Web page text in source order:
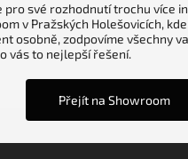
pro své rozhodnutí trochu více
v Pražských Holešovicích,
osobně, zodpovíme všechny
vás to nejlepší řešení.
Přejít na Showroom